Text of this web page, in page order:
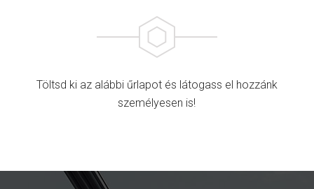
Töltsd ki az alábbi űrlapot és látogass el hozzánk
személyesen is!